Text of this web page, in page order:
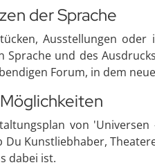
der Sprache
Ausstellungen
Sprache und des
Forum, in dem
von
Du Kunstliebhaber,
dabei ist.